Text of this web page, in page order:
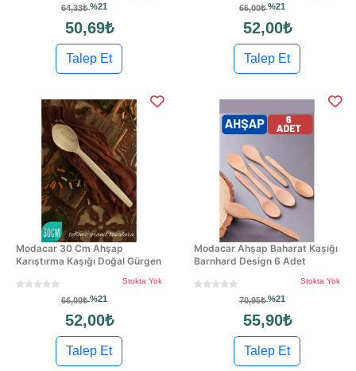
64,33₺%21
50,69₺
Talep Et
66,00₺%21
52,00₺
Talep Et
Modacar 30 Cm Ahşap
Karıştırma Kaşığı Doğal Gürgen
Stokta Yok
66,00₺%21
52,00₺
Talep Et
Modacar Ahşap Baharat Kaşığı
Barnhard Design 6 Adet
Stokta Yok
70,95₺%21
55,90₺
Talep Et